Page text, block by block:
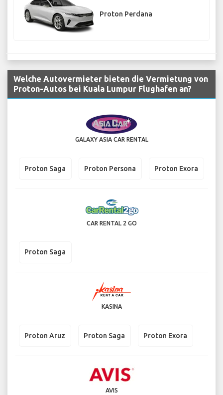
Proton Perdana
Welche Autovermieter bieten die Vermietung von
Proton-Autos bei Kuala Lumpur Flughafen an?
GALAXY ASIA CAR RENTAL
Proton Saga Proton Persona Proton Exora
CAR RENTAL 2 GO
Proton Saga
KASINA
Proton Aruz Proton Saga Proton Exora
AVIS